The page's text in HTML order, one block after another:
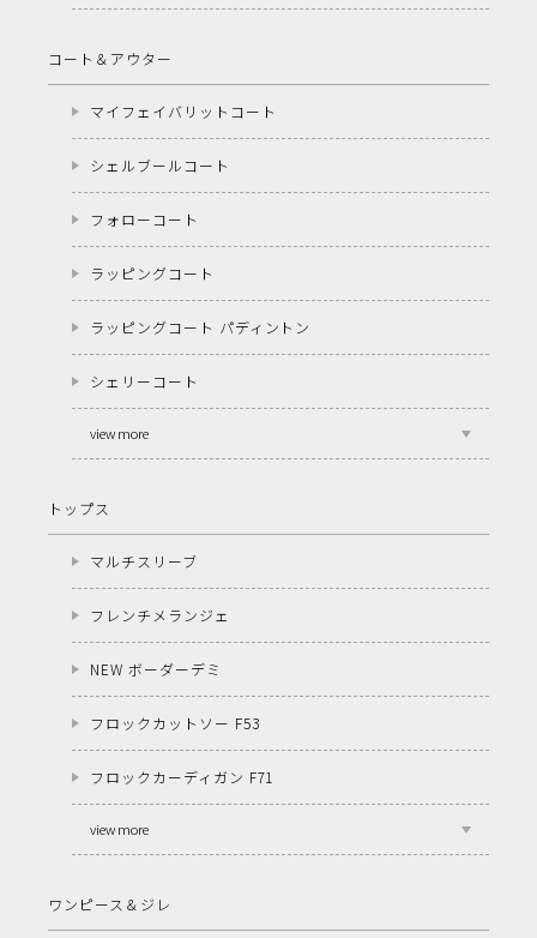
コート＆アウター
マイフェイバリットコート
シェルブールコート
フォローコート
ラッピングコート
ラッピングコート パディントン
シェリーコート
view more
トップス
マルチスリーブ
フレンチメランジェ
NEW ボーダーデミ
フロックカットソー F53
フロックカーディガン F71
view more
ワンピース＆ジレ